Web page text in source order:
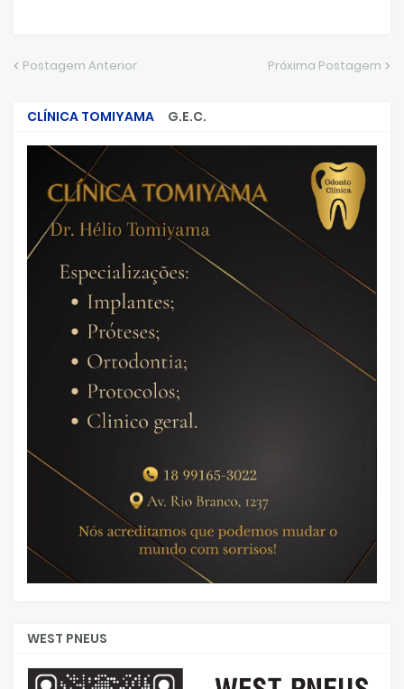
Postagem Anterior Próxima Postagem
CLÍNICA TOMIYAMA
G.E.C.
CRIMES QUE ABALARAM O BRASIL
WEST PNEUS